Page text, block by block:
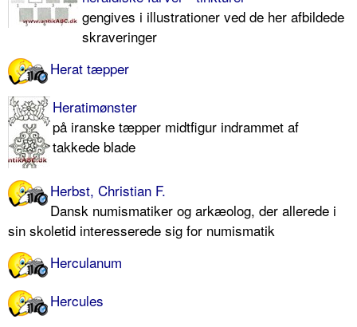
gengives i illustrationer ved de her afbildede
skraveringer
Herat tæpper
Heratimønster
på iranske tæpper midtfigur indrammet af
takkede blade
Herbst, Christian F.
Dansk numismatiker og arkæolog, der allerede i
sin skoletid interesserede sig for numismatik
Herculanum
Hercules